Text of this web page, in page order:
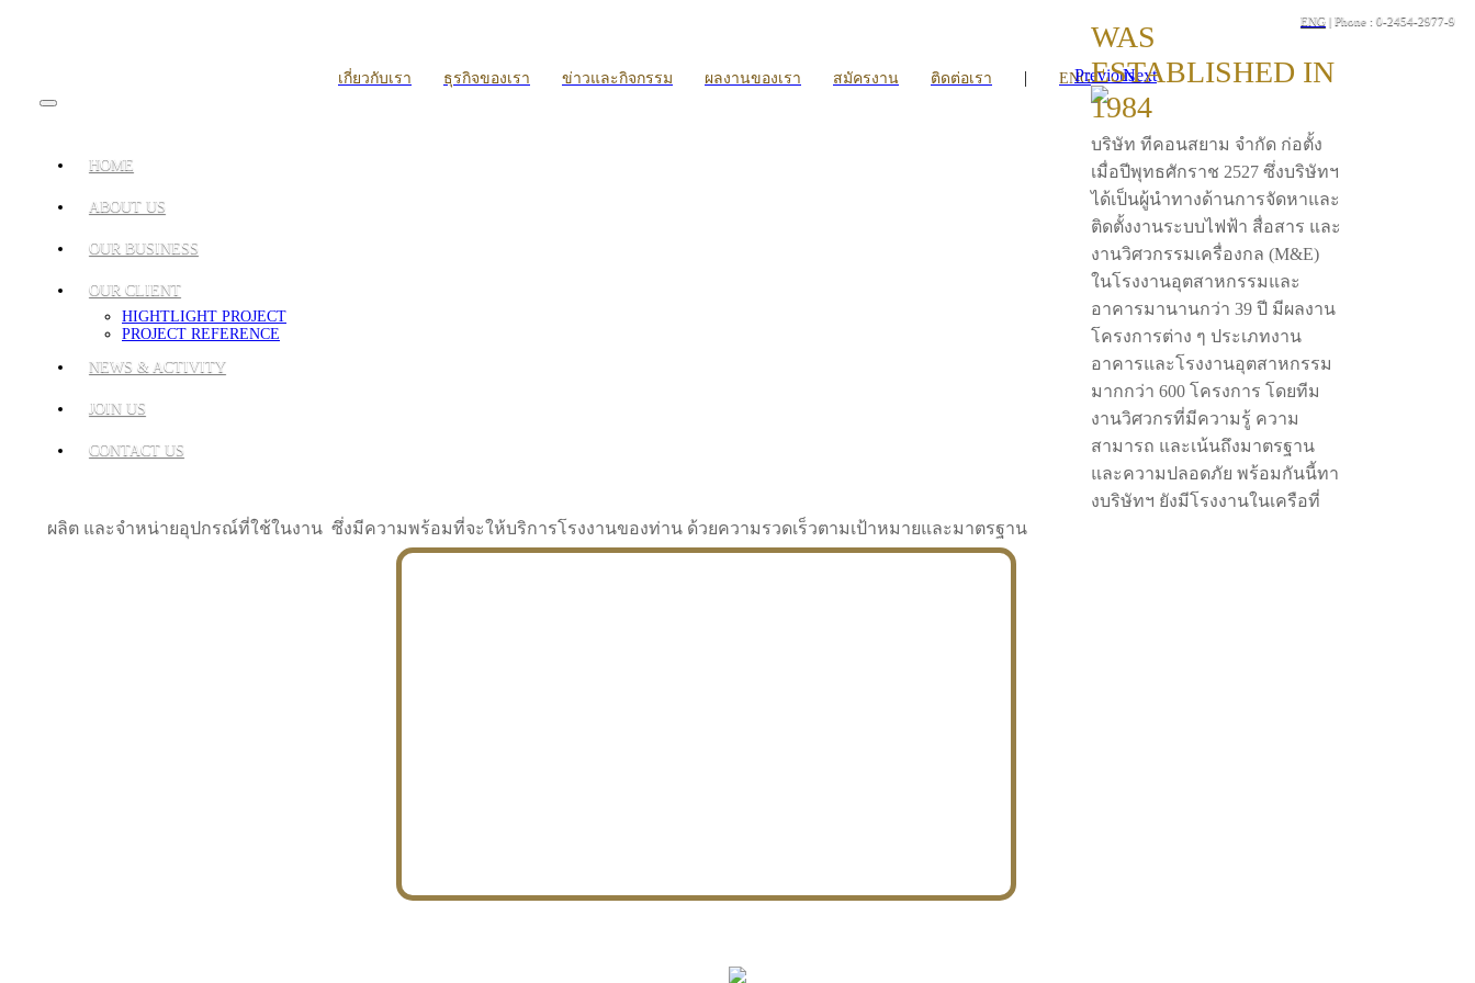
ENG | Phone : 0-2454-2977-9
เกี่ยวกับเรา ธุรกิจของเรา ข่าวและกิจกรรม ผลงานของเรา สมัครงาน ติดต่อเรา | ENG
HOME
ABOUT US
OUR BUSINESS
OUR CLIENT
HIGHTLIGHT PROJECT
PROJECT REFERENCE
NEWS & ACTIVITY
JOIN US
CONTACT US
PreviousNext
WAS
ESTABLISHED IN
1984
บริษัท ทีคอนสยาม จำกัด ก่อตั้ง
เมื่อปีพุทธศักราช 2527 ซึ่งบริษัทฯ
ได้เป็นผู้นำทางด้านการจัดหาและ
ติดตั้งงานระบบไฟฟ้า สื่อสาร และ
งานวิศวกรรมเครื่องกล (M&E)
ในโรงงานอุตสาหกรรมและ
อาคารมานานกว่า 39 ปี มีผลงาน
โครงการต่าง ๆ ประเภทงาน
อาคารและโรงงานอุตสาหกรรม
มากกว่า 600 โครงการ โดยทีม
งานวิศวกรที่มีความรู้ ความ
สามารถ และเน้นถึงมาตรฐาน
และความปลอดภัย พร้อมกันนี้ทา
งบริษัทฯ ยังมีโรงงานในเครือที่
ผลิต และจำหน่ายอุปกรณ์ที่ใช้ในงาน ซึ่งมีความพร้อมที่จะให้บริการโรงงานของท่าน ด้วยความรวดเร็วตามเป้าหมายและมาตรฐาน